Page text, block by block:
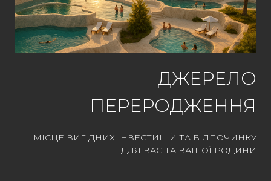
ДЖЕРЕЛО
ПЕРЕРОДЖЕННЯ
МІСЦЕ ВИГІДНИХ ІНВЕСТИЦІЙ ТА ВІДПОЧИНКУ
ДЛЯ ВАС ТА ВАШОЇ РОДИНИ